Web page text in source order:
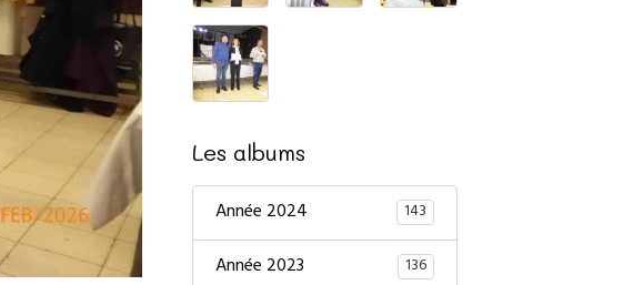
Les albums
Année 2024 143
Année 2023 136